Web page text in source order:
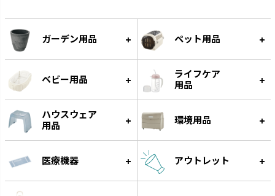
グルー
遊びながらフードをゆっくり食
べられる知遊玩具です。
ガーデン用品 ペット用品
ベビー用品
ライフケア
用品
ハウスウェア
用品
環境用品
医療機器 アウトレット